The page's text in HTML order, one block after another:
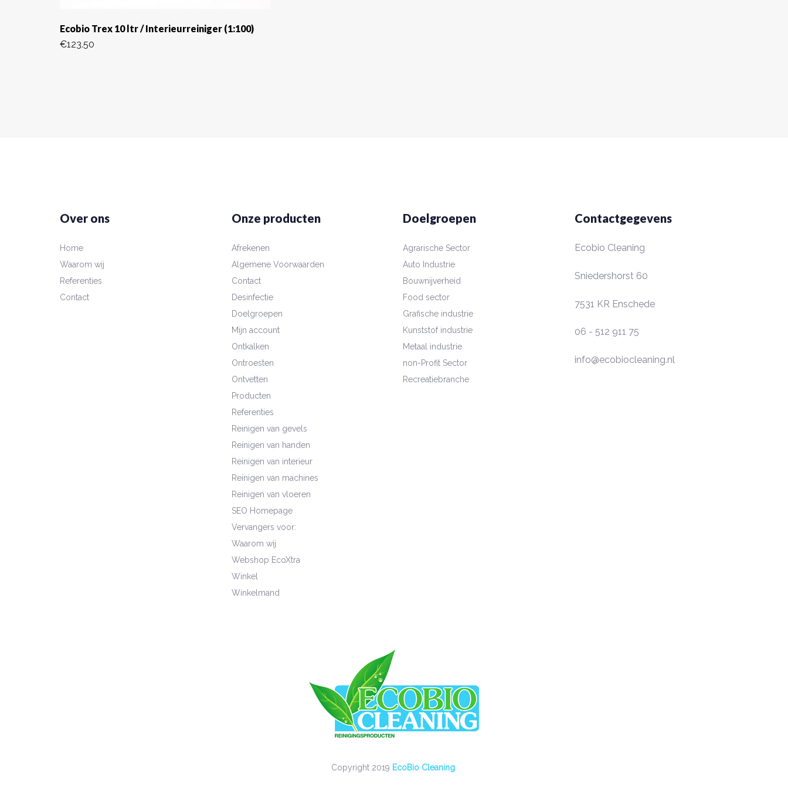
Ecobio Trex 10 ltr / Interieurreiniger (1:100)
€123.50
Over ons
Home
Waarom wij
Referenties
Contact
Onze producten
Afrekenen
Algemene Voorwaarden
Contact
Desinfectie
Doelgroepen
Mijn account
Ontkalken
Ontroesten
Ontvetten
Producten
Referenties
Reinigen van gevels
Reinigen van handen
Reinigen van interieur
Reinigen van machines
Reinigen van vloeren
SEO Homepage
Vervangers voor:
Waarom wij
Webshop EcoXtra
Winkel
Winkelmand
Doelgroepen
Agrarische Sector
Auto Industrie
Bouwnijverheid
Food sector
Grafische industrie
Kunststof industrie
Metaal industrie
non-Profit Sector
Recreatiebranche
Contactgegevens
Ecobio Cleaning
Sniedershorst 60
7531 KR Enschede
06 - 512 911 75
info@ecobiocleaning.nl
Copyright 2019 EcoBio Cleaning